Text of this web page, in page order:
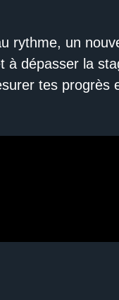
rythme, un
à dépasser la
tes progrès